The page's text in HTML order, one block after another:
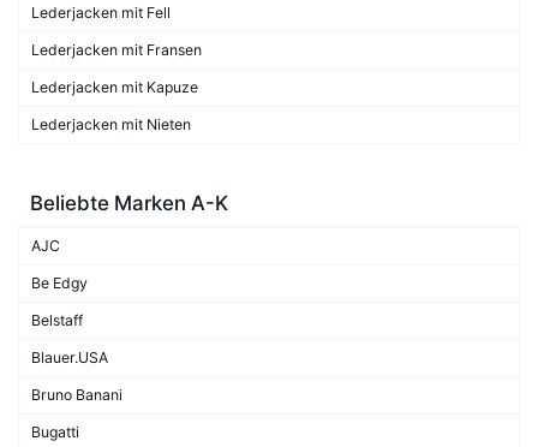
Lederjacken mit Fell
Lederjacken mit Fransen
Lederjacken mit Kapuze
Lederjacken mit Nieten
Beliebte Marken A-K
AJC
Be Edgy
Belstaff
Blauer.USA
Bruno Banani
Bugatti